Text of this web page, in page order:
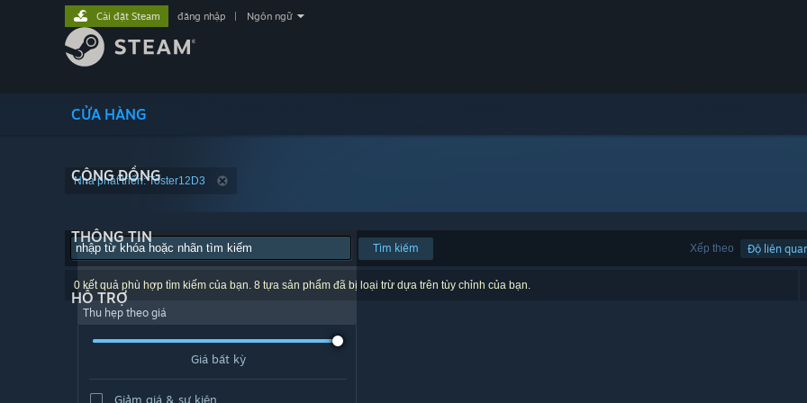
CỬA HÀNG
CỘNG ĐỒNG
THÔNG TIN
HỖ TRỢ
Cài đặt Steam đăng nhập Ngôn ngữ
Nhà phát triển: Toster12D3
Xếp theo Độ liên
Tìm kiếm
0 kết quả phù hợp tìm kiếm của bạn. 8 tựa sản phẩm đã bị loại trừ dựa trên tùy chỉnh của bạn.
Thu hẹp theo giá
Giá bất kỳ
Giảm giá & sự kiện